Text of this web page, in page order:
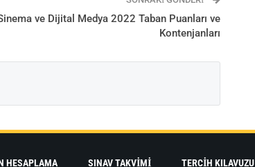
ve Dijital Medya 2022 Taban Puanları ve
Kontenjanları
HESAPLAMA SINAV TAKVIMI TERCIH KILAVUZU